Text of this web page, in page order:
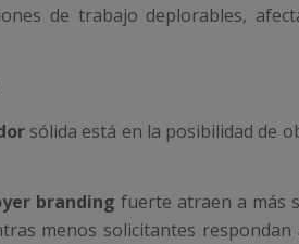
de trabajo deplorables,
sólida está en la posibilidad de
branding fuerte atraen a más
menos solicitantes